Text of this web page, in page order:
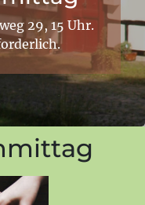
29, 15 Uhr.